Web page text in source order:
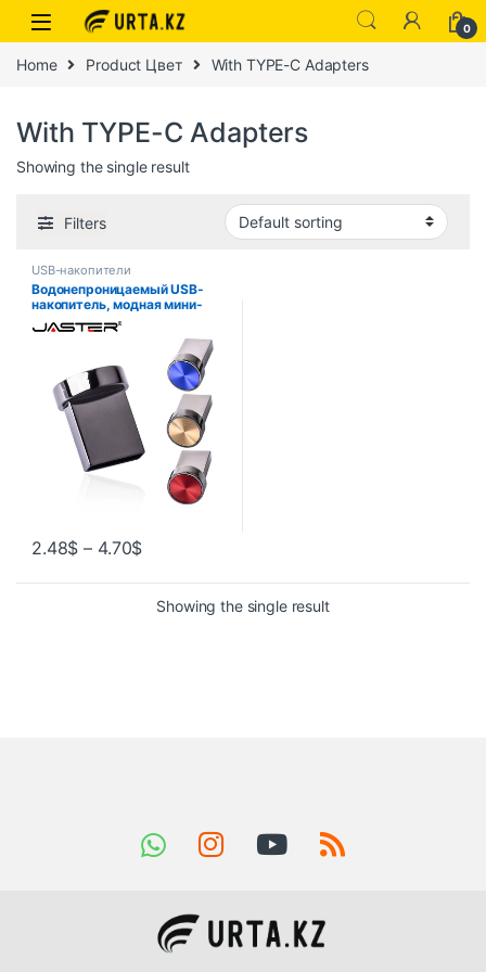
0
Home Product Цвет With TYPE-C Adapters
With TYPE-C Adapters
Showing the single result
Filters
USB-накопители
Водонепроницаемый USB-
накопитель, модная мини-
металлическая кнопка TYPE-
C, USB-флеш-накопитель,
хранения, 64 ГБ, ручка,
личная карта памяти
2.48$ – 4.70$
Showing the single result